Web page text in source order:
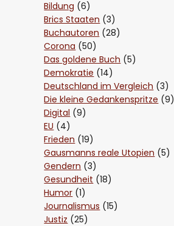
Bildung (6)
Brics Staaten (3)
Buchautoren (28)
Corona (50)
Das goldene Buch (5)
Demokratie (14)
Deutschland im Vergleich (3)
Die kleine Gedankenspritze (9)
Digital (9)
EU (4)
Frieden (19)
Gausmanns reale Utopien (5)
Gendern (3)
Gesundheit (18)
Humor (1)
Journalismus (15)
Justiz (25)